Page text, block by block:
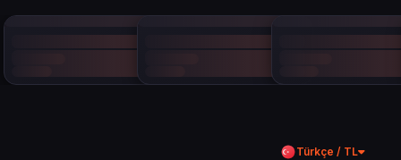
Türkçe / TL